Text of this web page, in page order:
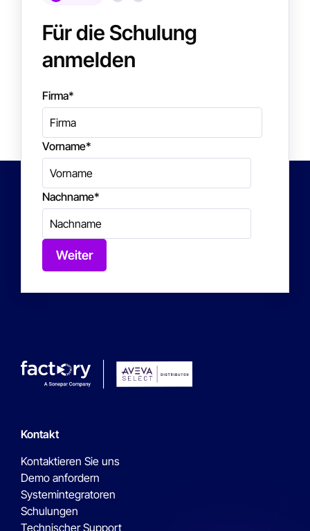
Für die Schulung
anmelden
Firma*
Vorname*
Nachname*
Weiter
Kontakt
Kontaktieren Sie uns
Demo anfordern
Systemintegratoren
Schulungen
Technischer Support